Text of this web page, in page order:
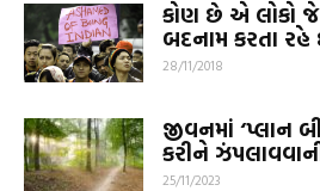
કોણ છે એ લોકો
બદનામ કરતા
28/11/2018
જીવનમાં ‘પ્લાન
કરીને
25/11/2023